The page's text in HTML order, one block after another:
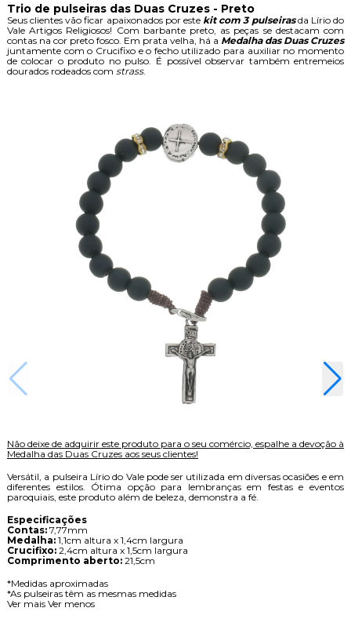
Trio de pulseiras das Duas Cruzes - Preto
Seus clientes vão ficar apaixonados por este kit com 3 pulseirasda Lírio do
Vale Artigos Religiosos! Com barbante preto, as peças se destacam com
contas na cor preto fosco. Em prata velha, há a Medalha das Duas Cruzes
juntamente com o Crucifixo e o fecho utilizado para auxiliar no momento
de colocar o produto no pulso. É possível observar também entremeios
dourados rodeados com strass.
Não deixe de adquirir este produto para o seu comércio, espalhe a devoção à
Medalha das Duas Cruzes aos seus clientes!
Versátil, a pulseira Lírio do Vale pode ser utilizada em diversas ocasiões e em
diferentes estilos. Ótima opção para lembranças em festas e eventos
paroquiais, este produto além de beleza, demonstra a fé.
Especificações
Contas:7,77mm
Medalha:1,1cm altura x 1,4cm largura
Crucifixo:2,4cm altura x 1,5cm largura
Comprimento aberto:21,5cm
*Medidas aproximadas
*As pulseiras têm as mesmas medidas
Ver mais Ver menos